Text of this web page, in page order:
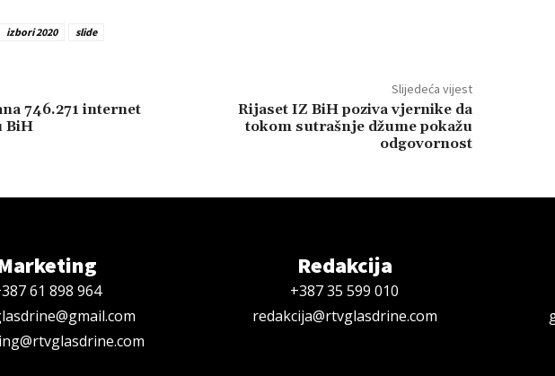
izbori 2020 slide
746.271 internet
BiH
Slijedeća vijest
Rijaset IZ BiH poziva vjernike da
tokom sutrašnje džume pokažu
odgovornost
61 898 964
Redakcija
+387 35 599 010
redakcija@rtvglasdrine.com